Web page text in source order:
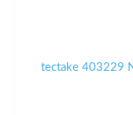
tectake 403229